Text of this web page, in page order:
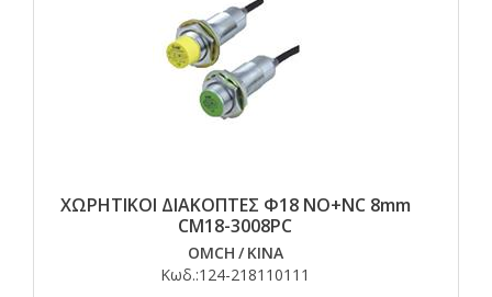
ΧΩΡΗΤΙΚΟΙ ΔΙΑΚΟΠΤΕΣ Φ18 ΝO+NC 8mm
CM18-3008PC
OMCH / ΚΙΝΑ
Κωδ.:124-218110111